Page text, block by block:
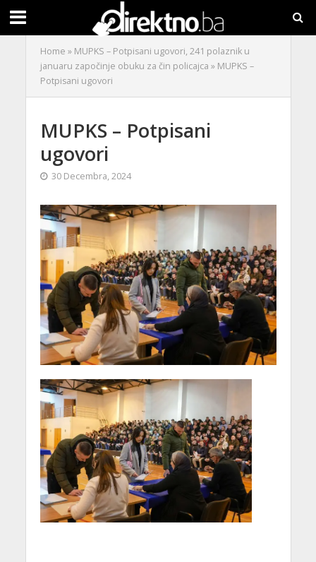
Home » MUPKS – Potpisani ugovori, 241 polaznik u
januaru započinje obuku za čin policajca » MUPKS –
Potpisani ugovori
MUPKS – Potpisani
ugovori
30 Decembra, 2024